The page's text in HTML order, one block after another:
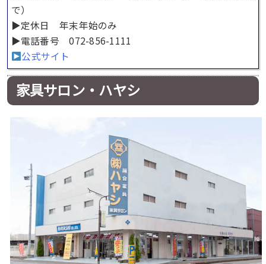
で）
▶︎定休日 年末年始のみ
▶︎電話番号 072-856-1111
公式サイト
家具サロン・ハヤシ